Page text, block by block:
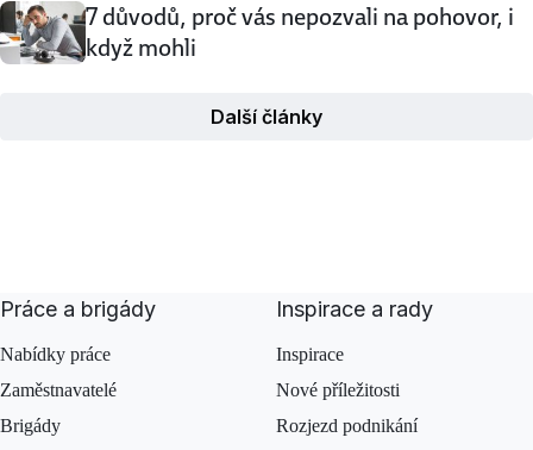
7 důvodů, proč vás nepozvali na pohovor, i
když mohli
Další články
Práce a brigády
Nabídky práce
Zaměstnavatelé
Brigády
Inspirace a rady
Inspirace
Nové příležitosti
Rozjezd podnikání